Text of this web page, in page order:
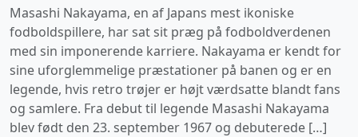
Masashi Nakayama, en af Japans mest ikoniske
fodboldspillere, har sat sit præg på fodboldverdenen
med sin imponerende karriere. Nakayama er kendt for
sine uforglemmelige præstationer på banen og er en
legende, hvis retro trøjer er højt værdsatte blandt fans
og samlere. Fra debut til legende Masashi Nakayama
blev født den 23. september 1967 og debuterede […]